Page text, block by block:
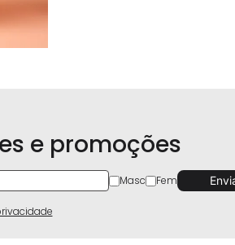
e promoções
Masc Fem